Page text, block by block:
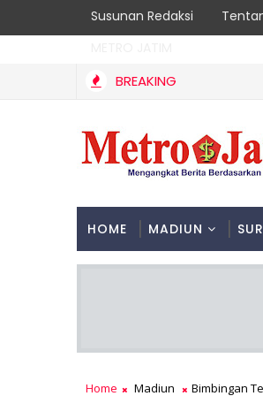
Susunan Redaksi
BREAKING
HOME MADIUN
Home Madiun Bimbingan